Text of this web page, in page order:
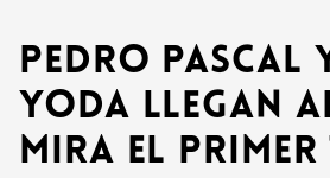
Pedro Pascal
Yoda llegan
mira el